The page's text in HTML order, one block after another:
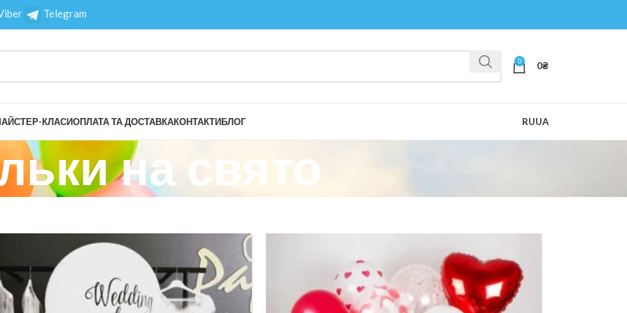
Telegram
0 0₴
КЛАСИОПЛАТА ТА ДОСТАВКАКОНТАКТИБЛОГ RUUA
на свято